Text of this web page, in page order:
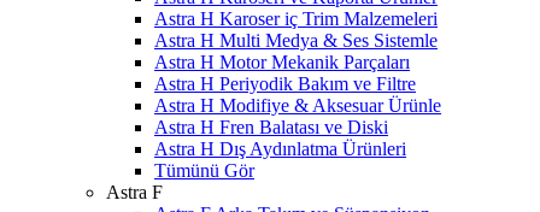
Astra H Karoser iç Trim Malzemeleri
Astra H Multi Medya & Ses Sistemle
Astra H Motor Mekanik Parçaları
Astra H Periyodik Bakım ve Filtre
Astra H Modifiye & Aksesuar Ürünle
Astra H Fren Balatası ve Diski
Astra H Dış Aydınlatma Ürünleri
Tümünü Gör
Astra F